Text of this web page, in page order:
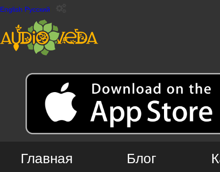
English Русский
Главная Блог